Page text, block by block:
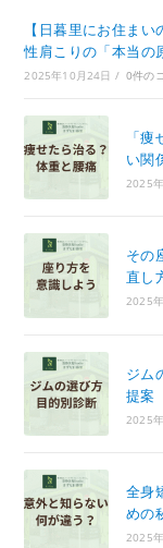
【日暮里にお住ま
性肩こりの「本当の
2025年10月24日 / 0件の
「
い関
2025
その
直し
2025
ジム
提案
2025
全身
めの
2025